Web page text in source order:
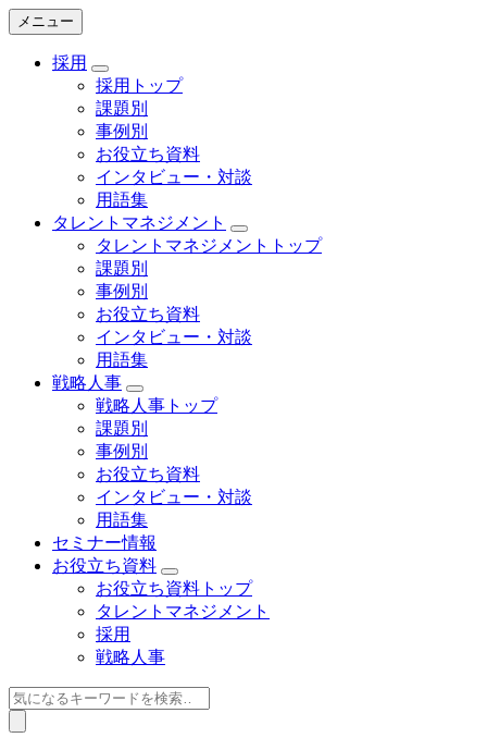
メニュー
採用
採用トップ
課題別
事例別
お役立ち資料
インタビュー・対談
用語集
タレントマネジメント
タレントマネジメントトップ
課題別
事例別
お役立ち資料
インタビュー・対談
用語集
戦略人事
戦略人事トップ
課題別
事例別
お役立ち資料
インタビュー・対談
用語集
セミナー情報
お役立ち資料
お役立ち資料トップ
タレントマネジメント
採用
戦略人事